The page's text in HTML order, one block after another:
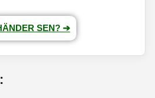
SEN? ➔